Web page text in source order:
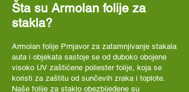
Šta su Armolan folije za
stakla?
Armolan folije Prnjavor za zatamnjivanje stakala
auta i objekata sastoje se od duboko obojene
visoko UV zaštićene poliester folije, koja se
koristi za zaštitu od sunčevih zraka i toplote.
Naše folije za staklo obezbijeđene su